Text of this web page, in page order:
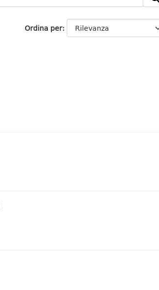
Ordina per